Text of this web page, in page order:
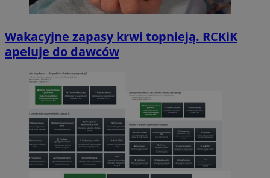
Wakacyjne zapasy krwi topnieją. RCKiK
apeluje do dawców